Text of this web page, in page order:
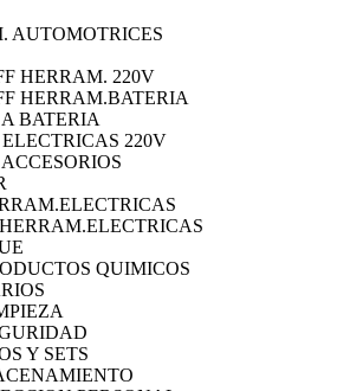
AUTOMOTRICES
HERRAM. 220V
HERRAM.BATERIA
BATERIA
220V
QUIMICOS
Y SETS